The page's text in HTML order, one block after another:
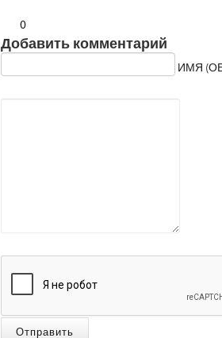
0
Добавить комментарий
ИМЯ
Отправить